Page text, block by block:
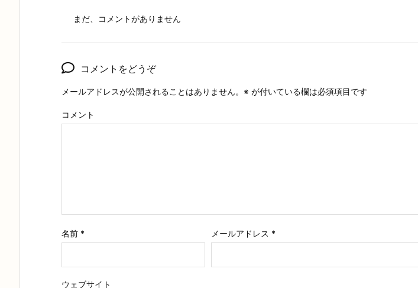
まだ、コメントがありません
コメントをどうぞ
メールアドレスが公開されることはありません。 ※ が付いている欄は必須項目です
コメント
名前 * メールアドレス *
ウェブサイト